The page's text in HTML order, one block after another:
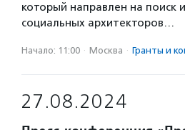
который направлен на поиск
социальных архитекторов…
Начало: 11:00 · Москва · Гранты и
27.08.2024